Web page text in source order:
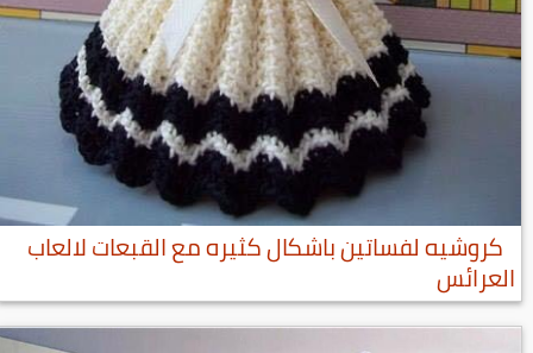
كروشيه لفساتين باشكال كثيره مع القبعات لالعاب
العرائس